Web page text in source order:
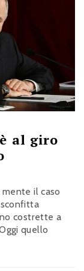
al giro
il caso
costrette a
quello